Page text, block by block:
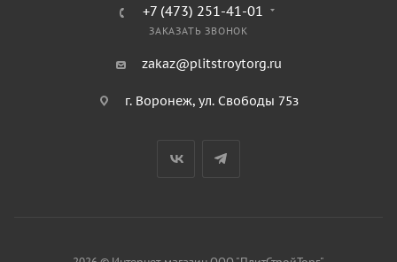
+7 (473) 251-41-01
ЗАКАЗАТЬ ЗВОНОК
zakaz@plitstroytorg.ru
г. Воронеж, ул. Свободы 75з